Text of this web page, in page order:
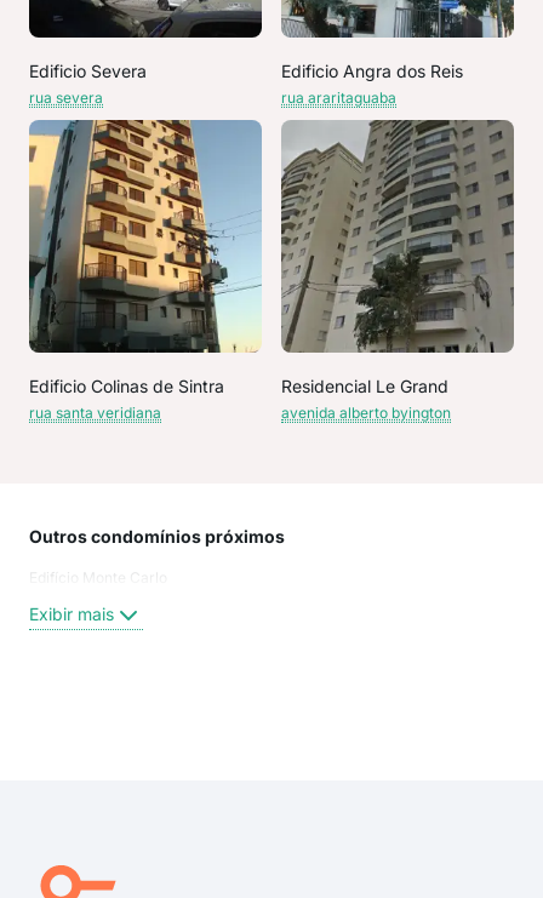
Edificio Severa
rua severa
Edificio Angra dos Reis
rua araritaguaba
Edificio Colinas de Sintra
rua santa veridiana
Residencial Le Grand
avenida alberto byington
Outros condomínios próximos
Edifício Monte Carlo
Exibir mais